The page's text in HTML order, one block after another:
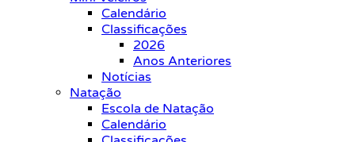
Calendário
Classificações
2026
Anos Anteriores
Notícias
Natação
Escola de Natação
Calendário